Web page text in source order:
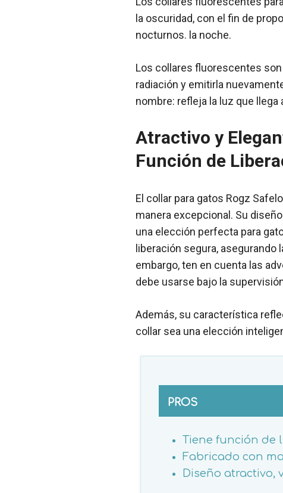
la oscuridad, con el fin de
nocturnos. la noche.
Los collares fluorescentes
radiación y emitirla
nombre: refleja la luz que llega
Atractivo y
Función de
El collar para gatos Rogz
manera excepcional. Su
una elección perfecta para
liberación segura,
embargo, ten en cuenta las
debe usarse bajo la
Además, su característica
collar sea una elección
PROS
Tiene función de
Fabricado con
Diseño atractivo,